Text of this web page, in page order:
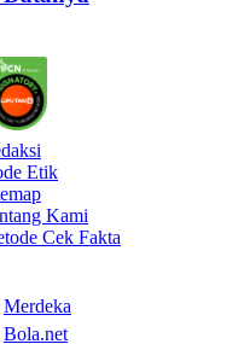
Etik
Kami
Cek Fakta
Merdeka
Bola.net